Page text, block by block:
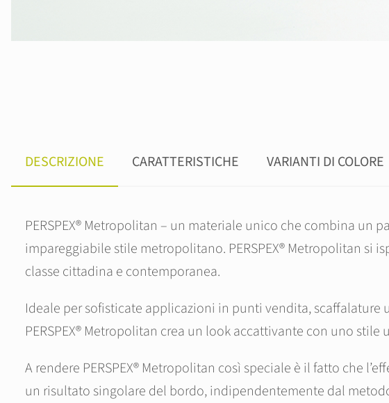
DESCRIZIONE CARATTERISTICHE VARIANTI DI COLORE
PERSPEX® Metropolitan – un materiale unico che combina
impareggiabile stile metropolitano. PERSPEX® Metropolitan si
classe cittadina e contemporanea.
Ideale per sofisticate applicazioni in punti vendita,
PERSPEX® Metropolitan crea un look accattivante con uno stile
A rendere PERSPEX® Metropolitan così speciale è il fatto che
un risultato singolare del bordo, indipendentemente dal